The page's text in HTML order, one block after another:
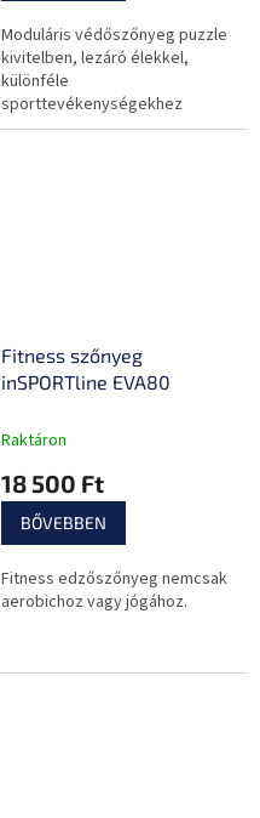
Moduláris védőszőnyeg puzzle
kivitelben, lezáró élekkel,
különféle
sporttevékenységekhez
alkalmas.
Fitness szőnyeg
inSPORTline EVA80
Raktáron
18 500 Ft
BŐVEBBEN
Fitness edzőszőnyeg nemcsak
aerobichoz vagy jógához.